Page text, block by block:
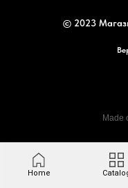
Home
© 2023
Made